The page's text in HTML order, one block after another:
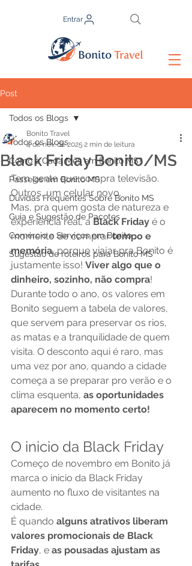
Entrar
Post
Todos os Blogs
Como é Cada Mês em Bonito MS?
Passeios em Bonito MS
Duvidas Frequentes Sobre Bonito MS
Guia e Sugestão de Pacotes
Comércio e Serviços em Bonito
Sugestão de roteiros para Bonito MS
Todos os Blogs
Black Friday Bonito/MS
Bonito Travel
4 de nov. de 2025 2 min de leitura
Tem gente que compra televisão.
Outros, um celular novo.
Mas, pra quem gosta de natureza e
experiência real, a Black Friday é o
momento de comprar tempo e
memória, porque viajar pra Bonito é
justamente isso! Viver algo que o
dinheiro, sozinho, não compra!
Durante todo o ano, os valores em
Bonito seguem a tabela de valores,
que servem para preservar os rios,
as matas e a tranquilidade de quem
visita. O desconto aqui é raro, mas
uma vez por ano, quando a cidade
começa a se preparar pro verão e o
clima esquenta, as oportunidades
aparecem no momento certo!
O inicio da Black Friday
Começo de novembro em Bonito já
marca o inicio da Black Friday
aumento no fluxo de visitantes na
cidade.
É quando alguns atrativos liberam
valores promocionais de Black
Friday, e as pousadas ajustam as